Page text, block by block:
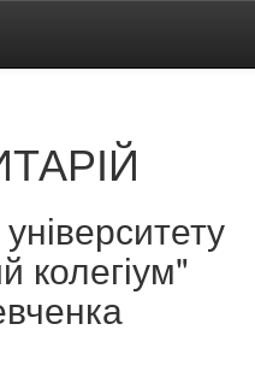
колегіум"